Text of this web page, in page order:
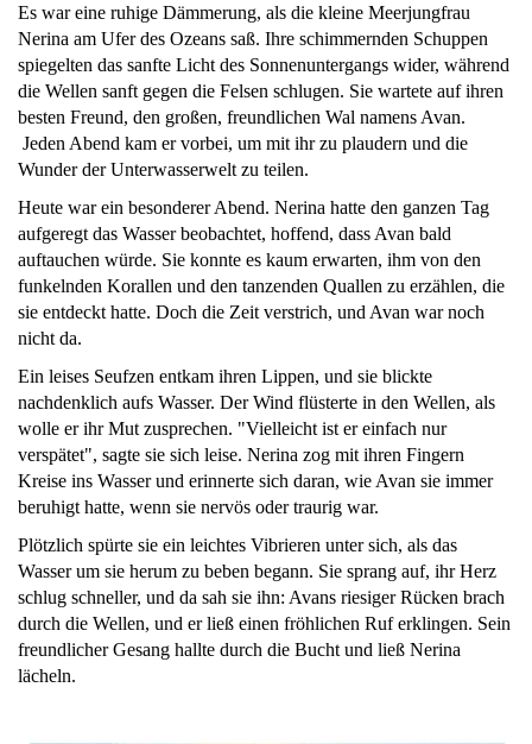
Es war eine ruhige Dämmerung, als die kleine Meerjungfrau
Nerina am Ufer des Ozeans saß. Ihre schimmernden Schuppen
spiegelten das sanfte Licht des Sonnenuntergangs wider, während
die Wellen sanft gegen die Felsen schlugen. Sie wartete auf ihren
besten Freund, den großen, freundlichen Wal namens Avan.
Jeden Abend kam er vorbei, um mit ihr zu plaudern und die
Wunder der Unterwasserwelt zu teilen.
Heute war ein besonderer Abend. Nerina hatte den ganzen Tag
aufgeregt das Wasser beobachtet, hoffend, dass Avan bald
auftauchen würde. Sie konnte es kaum erwarten, ihm von den
funkelnden Korallen und den tanzenden Quallen zu erzählen, die
sie entdeckt hatte. Doch die Zeit verstrich, und Avan war noch
nicht da.
Ein leises Seufzen entkam ihren Lippen, und sie blickte
nachdenklich aufs Wasser. Der Wind flüsterte in den Wellen, als
wolle er ihr Mut zusprechen. "Vielleicht ist er einfach nur
verspätet", sagte sie sich leise. Nerina zog mit ihren Fingern
Kreise ins Wasser und erinnerte sich daran, wie Avan sie immer
beruhigt hatte, wenn sie nervös oder traurig war.
Plötzlich spürte sie ein leichtes Vibrieren unter sich, als das
Wasser um sie herum zu beben begann. Sie sprang auf, ihr Herz
schlug schneller, und da sah sie ihn: Avans riesiger Rücken brach
durch die Wellen, und er ließ einen fröhlichen Ruf erklingen. Sein
freundlicher Gesang hallte durch die Bucht und ließ Nerina
lächeln.